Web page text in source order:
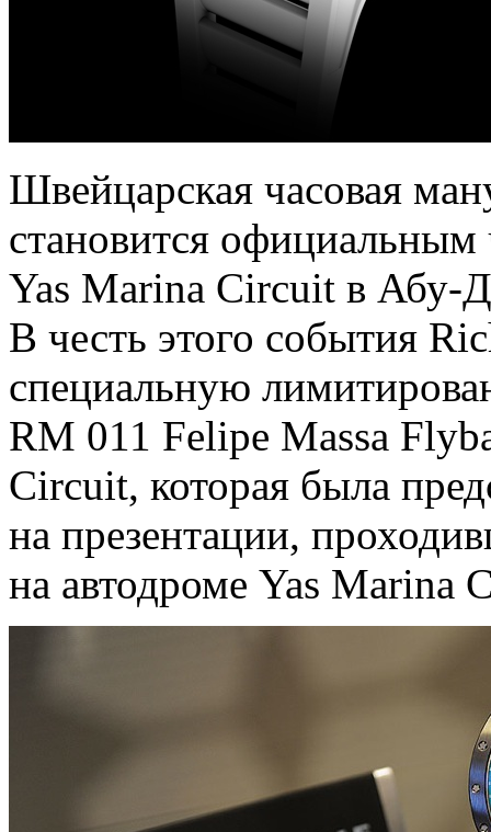
Швейцарская часовая
становится
Yas Marina Circuit в Абу-
В честь этого события
специальную
RM 011 Felipe Massa
Circuit, которая была
на презентации,
на автодроме Yas Marina